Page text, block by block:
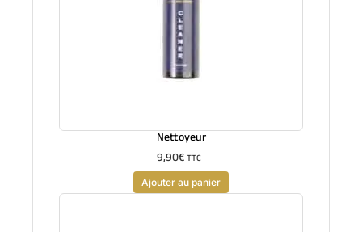
Nettoyeur
9,90€TTC
Ajouter au panier